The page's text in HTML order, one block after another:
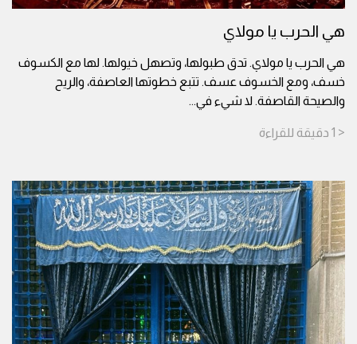
هي الحرب يا مولاي
هي الحرب يا مولاي. تدق طبولها، وتصهل خيولها. لها مع الكسوف
خسف، ومع الخسوف عسف. تتبع خطوتها العاصفة، والريح
والصيحة القاصفة. لا شيء في...
< 1 دقيقة للقراءة